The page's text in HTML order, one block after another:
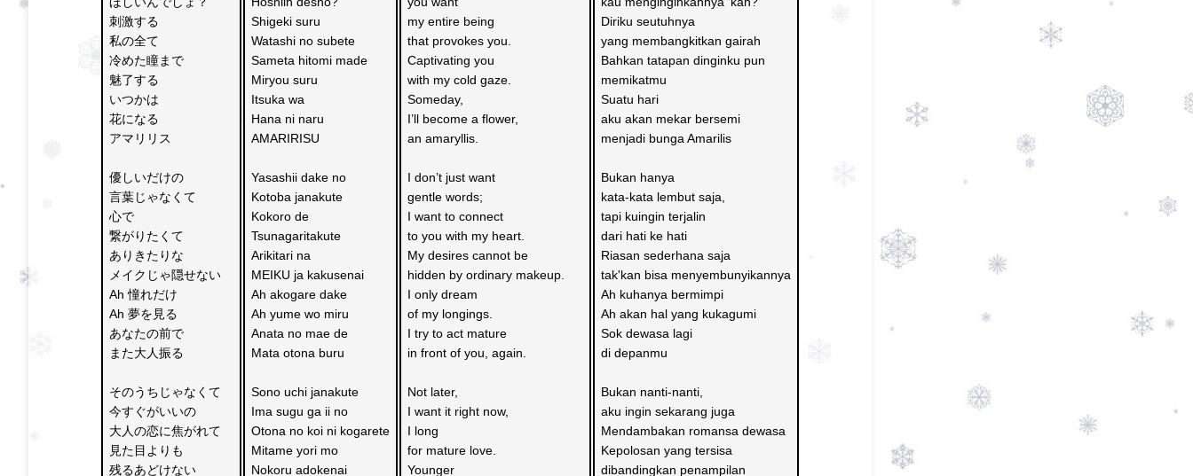
刺激する
私の全て
冷めた瞳まで
魅了する
いつかは
花になる
アマリリス
優しいだけの
言葉じゃなくて
心で
繋がりたくて
ありきたりな
メイクじゃ隠せない
Ah 憧れだけ
Ah 夢を見る
あなたの前で
また大人振る
そのうちじゃなくて
今すぐがいいの
大人の恋に焦がれて
見た目よりも
残るあどけない
Shigeki suru
Watashi no subete
Sameta hitomi made
Miryou suru
Itsuka wa
Hana ni naru
AMARIRISU
Yasashii dake no
Kotoba janakute
Kokoro de
Tsunagaritakute
Arikitari na
MEIKU ja kakusenai
Ah akogare dake
Ah yume wo miru
Anata no mae de
Mata otona buru
Sono uchi janakute
Ima sugu ga ii no
Otona no koi ni kogarete
Mitame yori mo
Nokoru adokenai
my entire being
that provokes you.
Captivating you
with my cold gaze.
Someday,
I’ll become a flower,
an amaryllis.
I don’t just want
gentle words;
I want to connect
to you with my heart.
My desires cannot be
hidden by ordinary makeup.
I only dream
of my longings.
I try to act mature
in front of you, again.
Not later,
I want it right now,
I long
for mature love.
Younger
Diriku seutuhnya
yang membangkitkan gairah
Bahkan tatapan dinginku pun
memikatmu
Suatu hari
aku akan mekar bersemi
menjadi bunga Amarilis
Bukan hanya
kata-kata lembut saja,
tapi kuingin terjalin
dari hati ke hati
Riasan sederhana saja
tak'kan bisa menyembunyikannya
Ah kuhanya bermimpi
Ah akan hal yang kukagumi
Sok dewasa lagi
di depanmu
Bukan nanti-nanti,
aku ingin sekarang juga
Mendambakan romansa dewasa
Kepolosan yang tersisa
dibandingkan penampilan